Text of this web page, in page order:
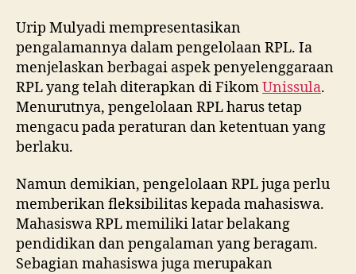
Urip Mulyadi mempresentasikan
pengalamannya dalam pengelolaan RPL. Ia
menjelaskan berbagai aspek penyelenggaraan
RPL yang telah diterapkan di FikomUnissula.
Menurutnya, pengelolaan RPL harus tetap
mengacu pada peraturan dan ketentuan yang
berlaku.
Namun demikian, pengelolaan RPL juga perlu
memberikan fleksibilitas kepada mahasiswa.
Mahasiswa RPL memiliki latar belakang
pendidikan dan pengalaman yang beragam.
Sebagian mahasiswa juga merupakan